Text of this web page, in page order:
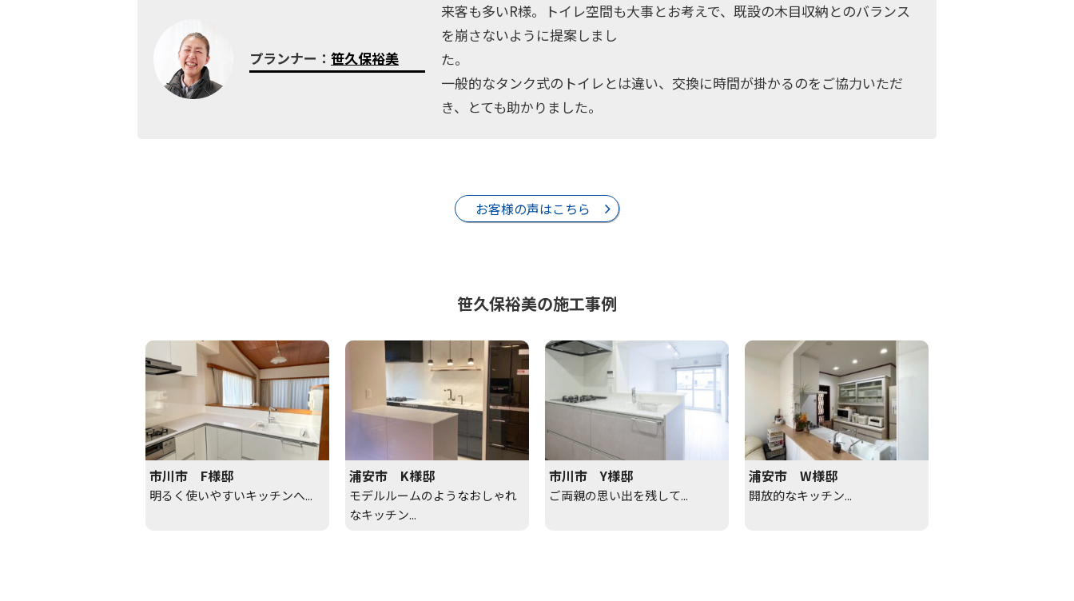
プランナー： 笹久保裕美
来客も多いR様。トイレ空間も大事とお考えで、既設の木目収納とのバランス
を崩さないように提案しまし
た
一般的なタンク式のトイレとは違い、交換に時間が掛かるのをご協力いただ
き、とても助かりました。
お客様の声はこちら
笹久保裕美の施工事例
市川市 F様邸
明るく使いやすいキッチンへ...
浦安市 K様邸
モデルルームのようなおしゃれ
なキッチン...
市川市 Y様邸
ご両親の思い出を残して...
浦安市 W様邸
開放的なキッチン...